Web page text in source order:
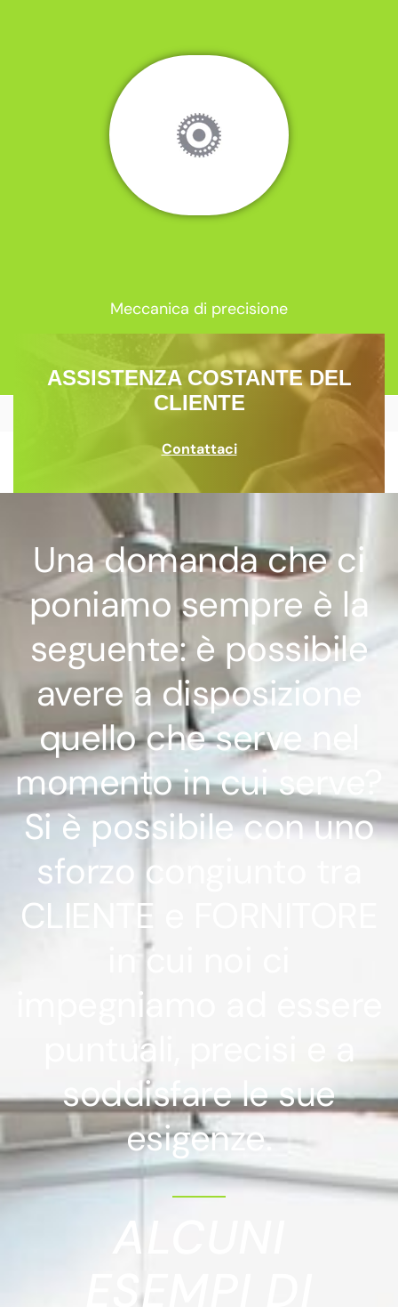
Meccanica di precisione
ASSISTENZA COSTANTE DEL
CLIENTE
Contattaci
Una domanda che ci
poniamo sempre è la
seguente: è possibile
avere a disposizione
quello che serve nel
momento in cui serve?
Si è possibile con uno
sforzo congiunto tra
CLIENTE e FORNITORE
in cui noi ci
impegniamo ad essere
puntuali, precisi e a
soddisfare le sue
esigenze.
ALCUNI
ESEMPI DI